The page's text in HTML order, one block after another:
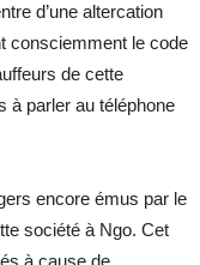
d’une altercation
consciemment le code
de cette
à parler au téléphone
encore émus par le
société à Ngo. Cet
à cause de